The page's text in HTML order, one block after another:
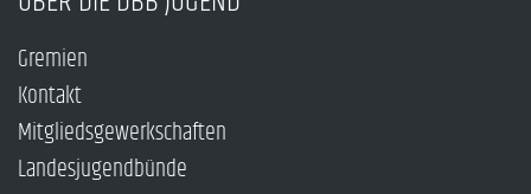
Gremien
Kontakt
Mitgliedsgewerkschaften
Landesjugendbünde